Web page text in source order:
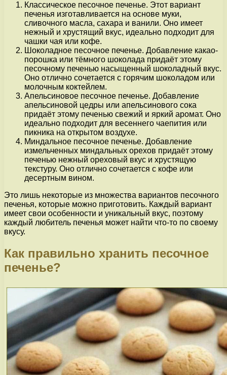
Классическое песочное печенье. Этот вариант
печенья изготавливается на основе муки,
сливочного масла, сахара и ванили. Оно имеет
нежный и хрустящий вкус, идеально подходит для
чашки чая или кофе.
Шоколадное песочное печенье. Добавление какао-
порошка или тёмного шоколада придаёт этому
песочному печенью насыщенный шоколадный вкус.
Оно отлично сочетается с горячим шоколадом или
молочным коктейлем.
Апельсиновое песочное печенье. Добавление
апельсиновой цедры или апельсинового сока
придаёт этому печенью свежий и яркий аромат. Оно
идеально подходит для весеннего чаепития или
пикника на открытом воздухе.
Миндальное песочное печенье. Добавление
измельченных миндальных орехов придаёт этому
печенью нежный ореховый вкус и хрустящую
текстуру. Оно отлично сочетается с кофе или
десертным вином.
Это лишь некоторые из множества вариантов песочного
печенья, которые можно приготовить. Каждый вариант
имеет свои особенности и уникальный вкус, поэтому
каждый любитель печенья может найти что-то по своему
вкусу.
Как правильно хранить песочное
печенье?